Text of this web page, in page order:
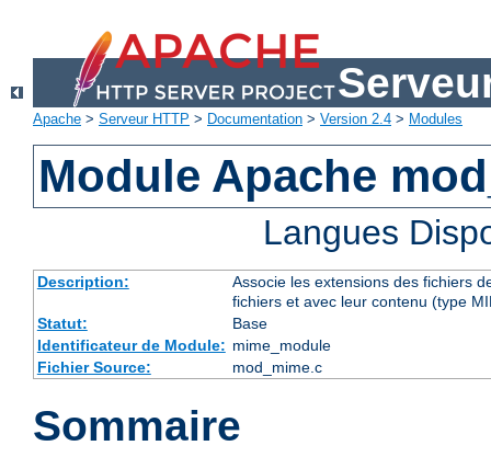
Apache > Serveur HTTP > Documentation > Version 2.4 > Modules
Module Apache
Langues
Description:
Associe les extensions des fichiers
fichiers et avec leur contenu (type
Statut:
Base
Identificateur de Module: mime_module
Fichier Source:
mod_mime.c
Sommaire